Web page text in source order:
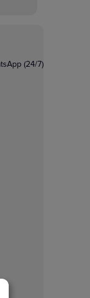
(24/7)